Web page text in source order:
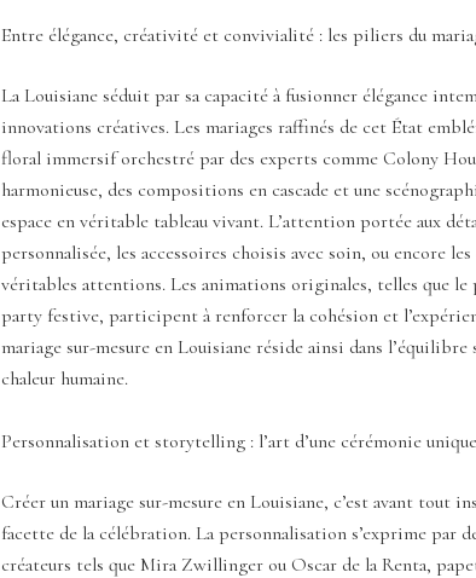
Entre élégance, créativité et convivialité : les piliers du
La Louisiane séduit par sa capacité à fusionner élégance
innovations créatives. Les mariages raffinés de cet État
floral immersif orchestré par des experts comme Colony
harmonieuse, des compositions en cascade et une
espace en véritable tableau vivant. L’attention portée aux
personnalisée, les accessoires choisis avec soin, ou encore
véritables attentions. Les animations originales, telles que
party festive, participent à renforcer la cohésion et
mariage sur-mesure en Louisiane réside ainsi dans
chaleur humaine.
Personnalisation et storytelling : l’art d’une cérémonie unique
Créer un mariage sur-mesure en Louisiane, c’est avant tout
facette de la célébration. La personnalisation s’exprime par
créateurs tels que Mira Zwillinger ou Oscar de la Renta,